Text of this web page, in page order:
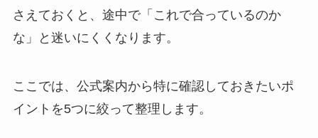
さえておくと、途中で「これで合っているのか
な」と迷いにくくなります。
ここでは、公式案内から特に確認しておきたいポ
イントを5つに絞って整理します。